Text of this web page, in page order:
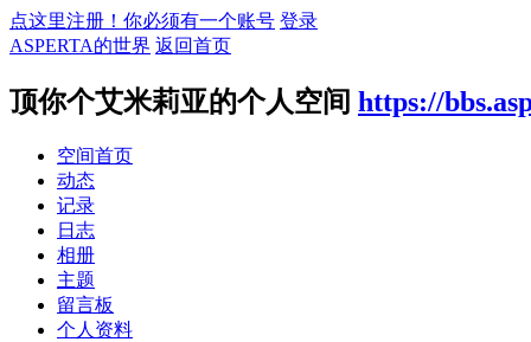
点这里注册！你必须有一个账号 登录
ASPERTA的世界 返回首页
顶你个艾米莉亚的个人空间 https://
空间首页
动态
记录
日志
相册
主题
留言板
个人资料